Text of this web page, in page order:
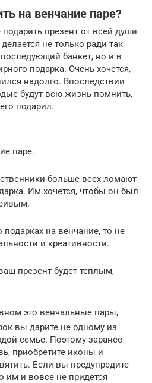
на венчание паре?
презент от всей души
не только ради так
банкет, но и в
подарка. Очень хочется,
надолго. Впоследствии
будут всю жизнь помнить,
подарил.
паре.
больше всех ломают
Им хочется, чтобы он был
подарках на венчание, то не
и креативности.
презент будет теплым,
это венчальные пары,
вы дарите не одному из
семье. Поэтому заранее
приобретите иконы и
Если вы предупредите
им и вовсе не придется